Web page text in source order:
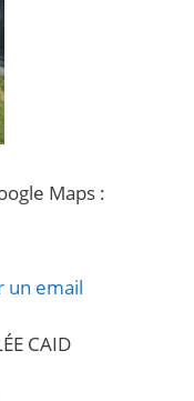
Maps :
un email
CAID